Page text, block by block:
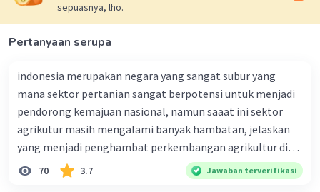
sepuasnya, lho.
Pertanyaan serupa
indonesia merupakan negara yang sangat subur yang
mana sektor pertanian sangat berpotensi untuk menjadi
pendorong kemajuan nasional, namun saaat ini sektor
agrikutur masih mengalami banyak hambatan, jelaskan
yang menjadi penghambat perkembangan agrikultur di
indonesia
70 3.7 Jawaban terverifikasi